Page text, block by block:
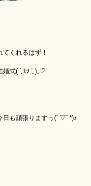
くれるはず！
婚式( ´͈ ᗨ `͈ )◞♡⃛
日も頑張りますっ(ﾟ▽ﾟ*)♪